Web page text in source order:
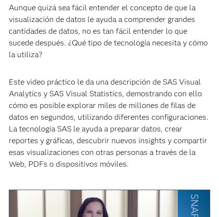
Aunque quizá sea fácil entender el concepto de que la
visualización de datos le ayuda a comprender grandes
cantidades de datos, no es tan fácil entender lo que
sucede después. ¿Qué tipo de tecnología necesita y cómo
la utiliza?
Este video práctico le da una descripción de SAS Visual
Analytics y SAS Visual Statistics, demostrando con ello
cómo es posible explorar miles de millones de filas de
datos en segundos, utilizando diferentes configuraciones.
La tecnología SAS le ayuda a preparar datos, crear
reportes y gráficas, descubrir nuevos insights y compartir
esas visualizaciones con otras personas a través de la
Web, PDFs o dispositivos móviles.